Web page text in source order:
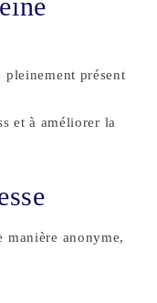
pleinement présent
et à améliorer la
manière anonyme,